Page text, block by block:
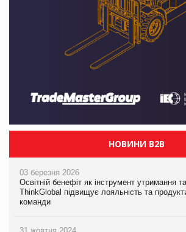
НОВИНИ B2B
03 березня 2026
Освітній бенефіт як інструмент утримання
ThinkGlobal підвищує лояльність та
команди